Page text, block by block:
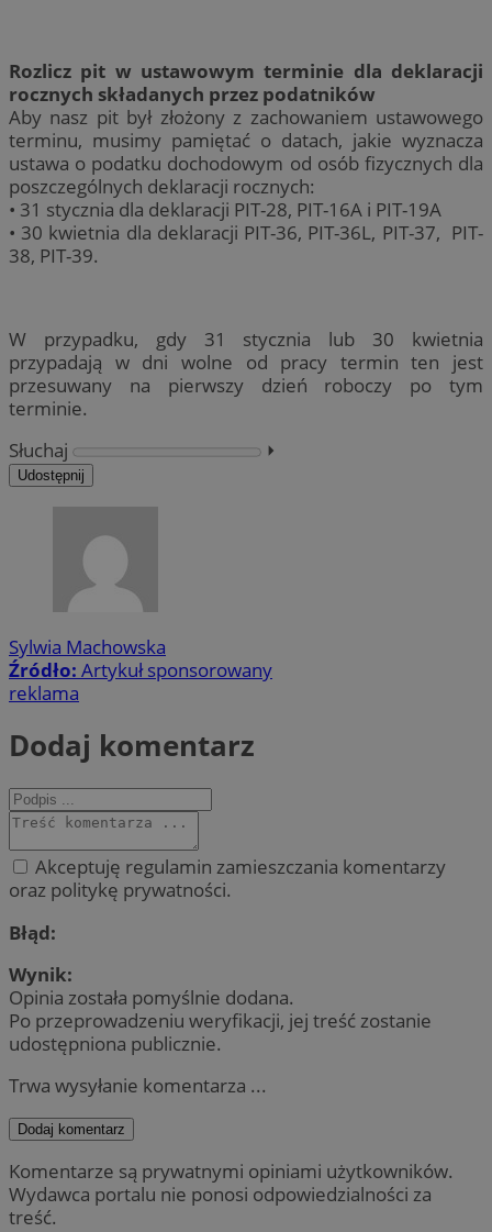
Rozlicz pit w ustawowym terminie dla deklaracji
rocznych składanych przez podatników
Aby nasz pit był złożony z zachowaniem ustawowego
terminu, musimy pamiętać o datach, jakie wyznacza
ustawa o podatku dochodowym od osób fizycznych dla
poszczególnych deklaracji rocznych:
• 31 stycznia dla deklaracji PIT-28, PIT-16A i PIT-19A
• 30 kwietnia dla deklaracji PIT-36, PIT-36L, PIT-37, PIT-
38, PIT-39.
W przypadku, gdy 31 stycznia lub 30 kwietnia
przypadają w dni wolne od pracy termin ten jest
przesuwany na pierwszy dzień roboczy po tym
terminie.
Słuchaj
⏵︎
Udostępnij
Sylwia Machowska
Źródło: Artykuł sponsorowany
reklama
Dodaj komentarz
Akceptuję regulamin zamieszczania komentarzy
oraz politykę prywatności.
Błąd:
Wynik:
Opinia została pomyślnie dodana.
Po przeprowadzeniu weryfikacji, jej treść zostanie
udostępniona publicznie.
Trwa wysyłanie komentarza ...
Dodaj komentarz
Komentarze są prywatnymi opiniami użytkowników.
Wydawca portalu nie ponosi odpowiedzialności za
treść.